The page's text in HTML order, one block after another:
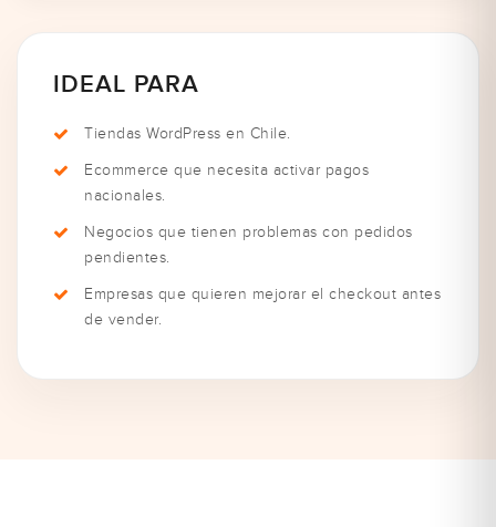
IDEAL PARA
Tiendas WordPress en Chile.
Ecommerce que necesita activar pagos
nacionales.
Negocios que tienen problemas con pedidos
pendientes.
Empresas que quieren mejorar el checkout antes
de vender.